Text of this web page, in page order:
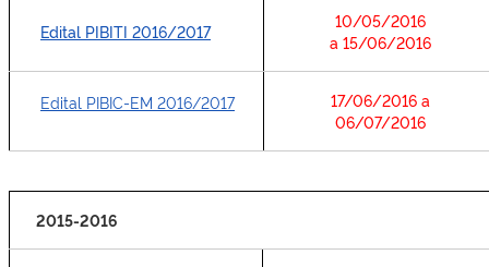
Edital PIBITI 2016/2017
10/05/2016
a 15/06/2016
Edital PIBIC-EM 2016/2017
17/06/2016 a
06/07/2016
2015-2016